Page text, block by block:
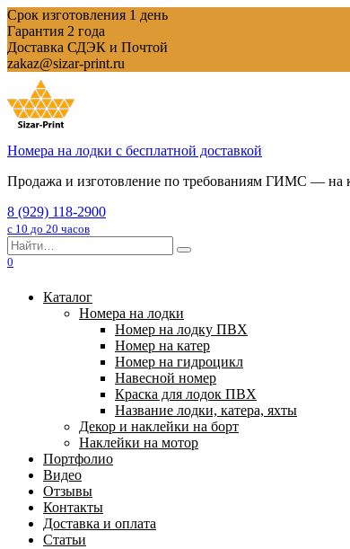
Перейти
к
содержанию
Срок изготовления 1 день
Гарантия 2 года
Доставка СДЭК и Почтой
zakaz@sizar-print.ru
Номера на лодки с бесплатной доставкой
Продажа и изготовление по требованиям ГИМС — на
8 (929) 118-2900
с 10 до 20 часов
Search
for:
0
Каталог
Номера на лодки
Номер на лодку ПВХ
Номер на катер
Номер на гидроцикл
Навесной номер
Краска для лодок ПВХ
Название лодки, катера, яхты
Декор и наклейки на борт
Наклейки на мотор
Портфолио
Видео
Отзывы
Контакты
Доставка и оплата
Статьи